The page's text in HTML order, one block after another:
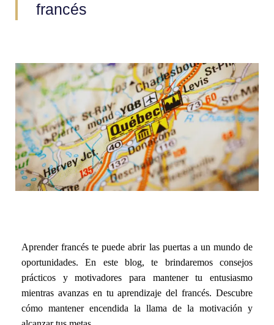
francés​
Aprender francéste puede abrir las puertas a un mundo de
oportunidades. En este blog, te brindaremos consejos
prácticos y motivadores para mantener tu entusiasmo
mientras avanzas en tu aprendizaje del francés. Descubre
cómo mantener encendida la llama de la motivación y